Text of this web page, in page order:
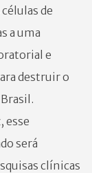
de
a uma
e
destruir o
esse
será
clínicas